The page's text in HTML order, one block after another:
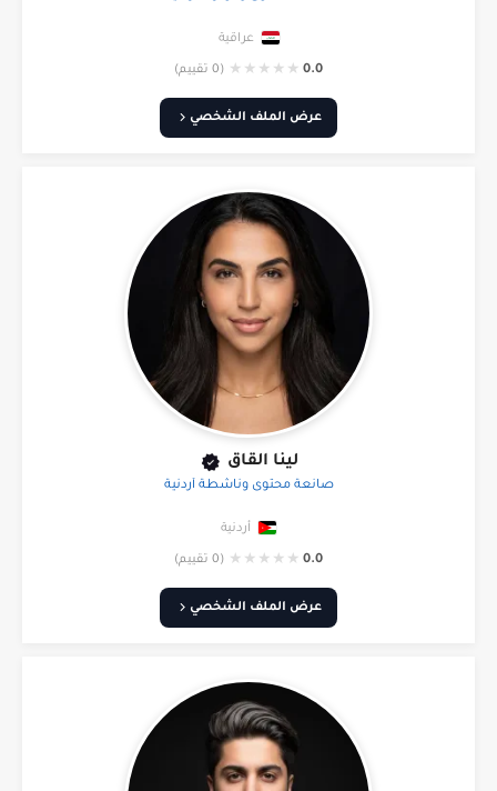
عراقية
0.0
★
★
★
★
★ (0 تقييم)
عرض الملف الشخصي
لينا القاق
صانعة محتوى وناشطة أردنية
أردنية
0.0
★
★
★
★
★ (0 تقييم)
عرض الملف الشخصي